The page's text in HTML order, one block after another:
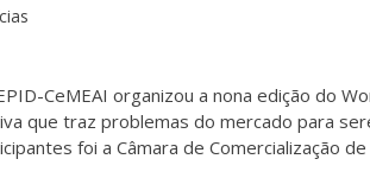
CeMEAI organizou a nona edição do
que traz problemas do mercado para
foi a Câmara de Comercialização de